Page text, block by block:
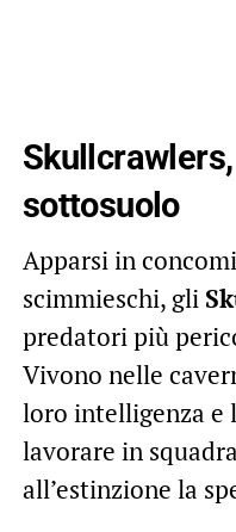
sottosuolo
Apparsi in
scimmieschi, gli
predatori più
Vivono nelle
loro intelligenza e
lavorare in
all’estinzione la